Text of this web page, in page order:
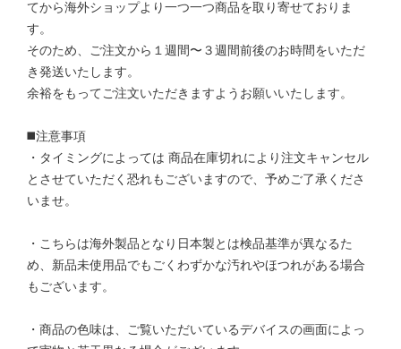
てから海外ショップより一つ一つ商品を取り寄せておりま
す。
そのため、ご注文から１週間〜３週間前後のお時間をいただ
き発送いたします。
余裕をもってご注文いただきますようお願いいたします。
◼️注意事項
・タイミングによっては 商品在庫切れにより注文キャンセル
とさせていただく恐れもございますので、予めご了承くださ
いませ。
・こちらは海外製品となり日本製とは検品基準が異なるた
め、新品未使用品でもごくわずかな汚れやほつれがある場合
もございます。
・商品の色味は、ご覧いただいているデバイスの画面によっ